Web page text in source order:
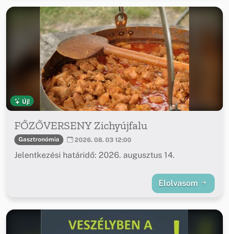
Új!
FŐZŐVERSENY Zichyújfalu
Gasztronómia 2026. 08. 03 12:00
Jelentkezési határidő: 2026. augusztus 14.
Elolvasom